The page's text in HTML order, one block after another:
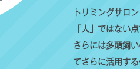
トリミングサロ
「人」ではない
さらには多頭飼
てさらに活用す